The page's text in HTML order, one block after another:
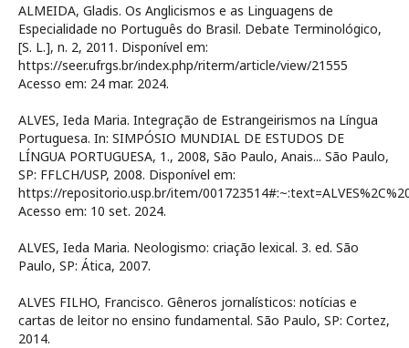
ALMEIDA, Gladis. Os Anglicismos e as Linguagens de
Especialidade no Português do Brasil. Debate Terminológico,
[S. L.], n. 2, 2011. Disponível em:
https://seer.ufrgs.br/index.php/riterm/article/view/21555
Acesso em: 24 mar. 2024.
ALVES, Ieda Maria. Integração de Estrangeirismos na Língua
Portuguesa. In: SIMPÓSIO MUNDIAL DE ESTUDOS DE
LÍNGUA PORTUGUESA, 1., 2008, São Paulo, Anais... São Paulo,
SP: FFLCH/USP, 2008. Disponível em:
https://repositorio.usp.br/item/
Acesso em: 10 set. 2024.
ALVES, Ieda Maria. Neologismo: criação lexical. 3. ed. São
Paulo, SP: Ática, 2007.
ALVES FILHO, Francisco. Gêneros jornalísticos: notícias e
cartas de leitor no ensino fundamental. São Paulo, SP: Cortez,
2014.